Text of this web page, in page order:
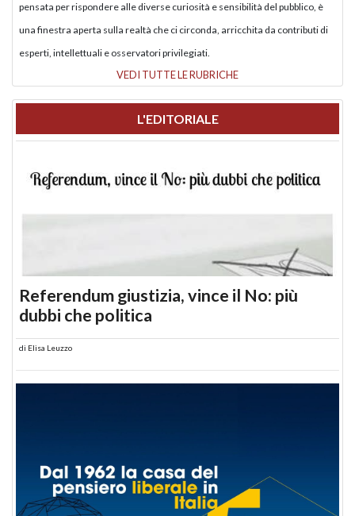
pensata per rispondere alle diverse curiosità e sensibilità del pubblico, è
una finestra aperta sulla realtà che ci circonda, arricchita da contributi di
esperti, intellettuali e osservatori privilegiati.
VEDI TUTTE LE RUBRICHE
L'EDITORIALE
Referendum giustizia, vince il No: più
dubbi che politica
di Elisa Leuzzo